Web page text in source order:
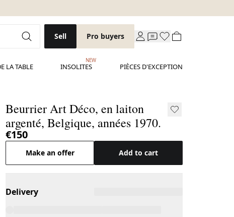
Sell Pro buyers
LA TABLE INSOLITES
NEW
PIÈCES D'EXCEPTION
Beurrier Art Déco, en laiton
argenté, Belgique, années 1970.
€150
Make an offer Add to cart
Delivery